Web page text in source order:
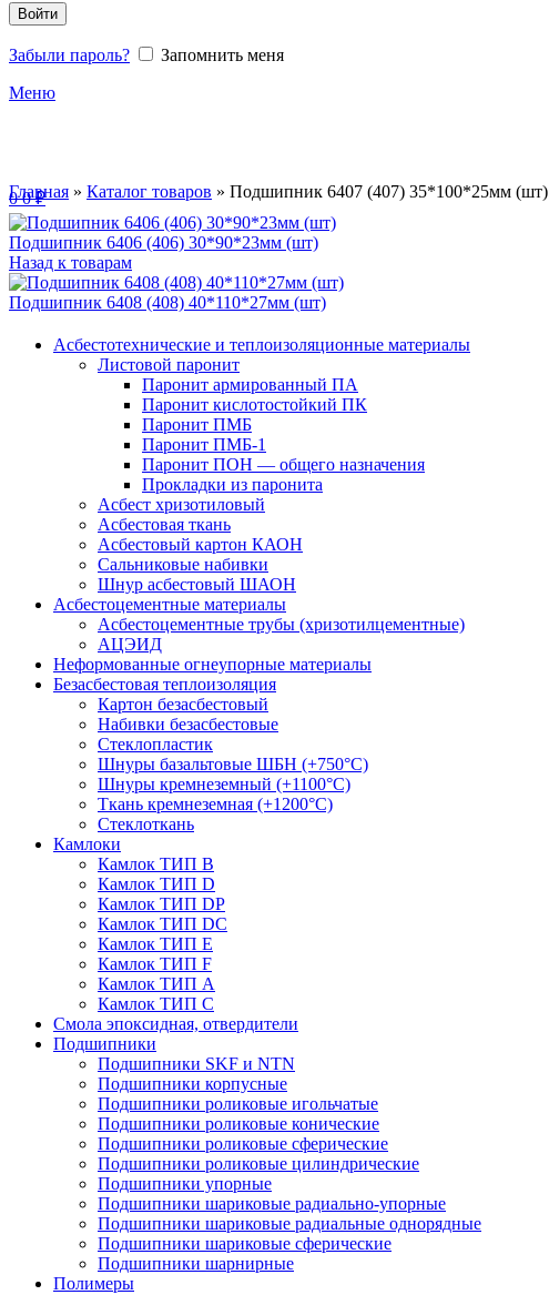
Войти
Забыли пароль?
Запомнить меня
Меню
00₽
Главная » Каталог товаров » Подшипник 6407 (407) 35*100*25мм (шт)
Подшипник 6406 (406) 30*90*23мм (шт)
Назад к товарам
Подшипник 6408 (408) 40*110*27мм (шт)
Асбестотехнические и теплоизоляционные материалы
Листовой паронит
Паронит армированный ПА
Паронит кислотостойкий ПК
Паронит ПМБ
Паронит ПМБ-1
Паронит ПОН — общего назначения
Прокладки из паронита
Асбест хризотиловый
Асбестовая ткань
Асбестовый картон КАОН
Сальниковые набивки
Шнур асбестовый ШАОН
Асбестоцементные материалы
Асбестоцементные трубы (хризотилцементные)
АЦЭИД
Неформованные огнеупорные материалы
Безасбестовая теплоизоляция
Картон безасбестовый
Набивки безасбестовые
Стеклопластик
Шнуры базальтовые ШБН (+750°С)
Шнуры кремнеземный (+1100°С)
Ткань кремнеземная (+1200°С)
Стеклоткань
Камлоки
Камлок ТИП B
Камлок ТИП D
Камлок ТИП DP
Камлок ТИП DС
Камлок ТИП E
Камлок ТИП F
Камлок ТИП А
Камлок ТИП С
Смола эпоксидная, отвердители
Подшипники
Подшипники SKF и NTN
Подшипники корпусные
Подшипники роликовые игольчатые
Подшипники роликовые конические
Подшипники роликовые сферические
Подшипники роликовые цилиндрические
Подшипники упорные
Подшипники шариковые радиально-упорные
Подшипники шариковые радиальные однорядные
Подшипники шариковые сферические
Подшипники шарнирные
Полимеры